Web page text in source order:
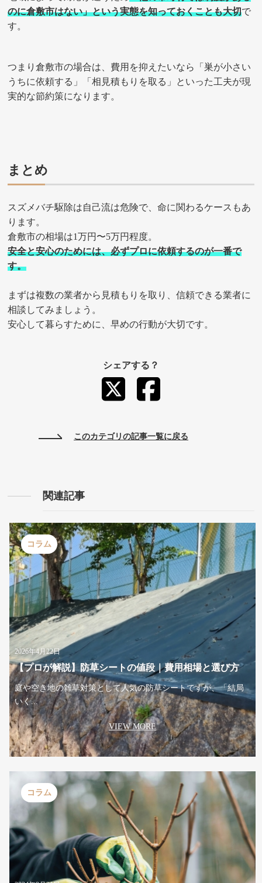
のに倉敷市はない」という実態を知っておくことも大切で
す。
つまり倉敷市の場合は、費用を抑えたいなら「巣が小さい
うちに依頼する」「相見積もりを取る」といった工夫が現
実的な節約策になります。
まとめ
スズメバチ駆除は自己流は危険で、命に関わるケースもあ
ります。
倉敷市の相場は1万円〜5万円程度。
安全と安心のためには、必ずプロに依頼するのが一番で
す。
まずは複数の業者から見積もりを取り、信頼できる業者に
相談してみましょう。
安心して暮らすために、早めの行動が大切です。
シェアする？
このカテゴリの記事一覧に戻る
関連記事
コラム
2026年4月22日
【プロが解説】防草シートの値段｜費用相場と選び方
庭や空き地の雑草対策として人気の防草シートですが、「結局
いく...
VIEW MORE
コラム